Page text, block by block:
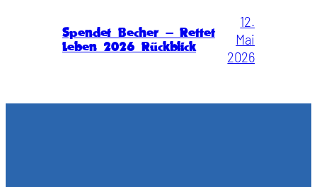
Spendet Becher – Rettet
Leben 2026 Rückblick
12.
Mai
2026